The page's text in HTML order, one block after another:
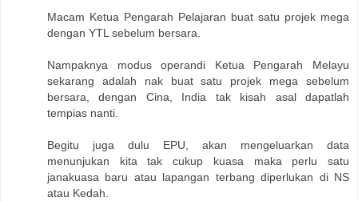
Macam Ketua Pengarah Pelajaran buat satu projek mega
dengan YTL sebelum bersara.
Nampaknya modus operandi Ketua Pengarah Melayu
sekarang adalah nak buat satu projek mega sebelum
bersara, dengan Cina, India tak kisah asal dapatlah
tempias nanti.
Begitu juga dulu EPU, akan mengeluarkan data
menunjukan kita tak cukup kuasa maka perlu satu
janakuasa baru atau lapangan terbang diperlukan di NS
atau Kedah.